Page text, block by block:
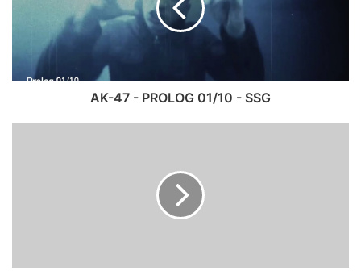
AK-47 - PROLOG 01/10 - SSG